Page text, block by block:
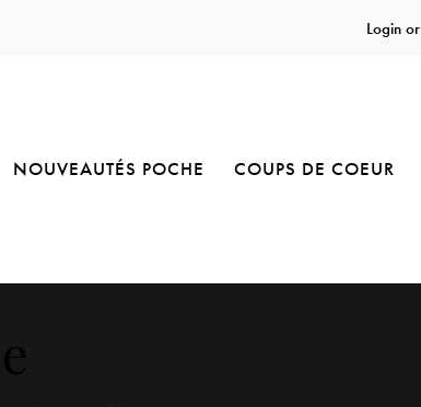
Login or
NOUVEAUTÉS POCHE COUPS DE COEUR